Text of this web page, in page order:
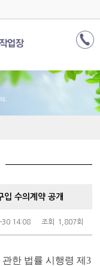
수의계약 공개
30 14:08 조회 1,807회
한 법률 시행령 제3